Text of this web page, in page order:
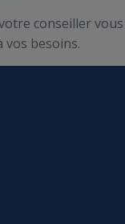
conseiller vous
vos besoins.